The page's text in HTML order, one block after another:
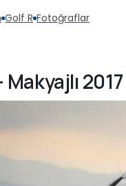
Golf R Fotoğraflar